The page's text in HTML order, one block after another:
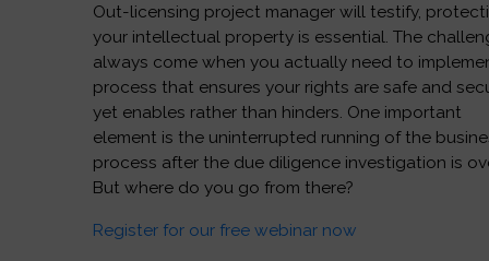
Out-licensing project manager will testify,
your intellectual property is essential. The
always come when you actually need to
process that ensures your rights are safe and
yet enables rather than hinders. One important
element is the uninterrupted running of the
process after the due diligence investigation is
But where do you go from there?
Register for our free webinar now